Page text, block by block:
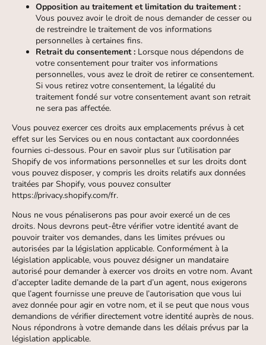
Opposition au traitement et limitation du traitement :
Vous pouvez avoir le droit de nous demander de cesser ou
de restreindre le traitement de vos informations
personnelles à certaines fins.
Retrait du consentement : Lorsque nous dépendons de
votre consentement pour traiter vos informations
personnelles, vous avez le droit de retirer ce consentement.
Si vous retirez votre consentement, la légalité du
traitement fondé sur votre consentement avant son retrait
ne sera pas affectée.
Vous pouvez exercer ces droits aux emplacements prévus à cet
effet sur les Services ou en nous contactant aux coordonnées
fournies ci-dessous. Pour en savoir plus sur l’utilisation par
Shopify de vos informations personnelles et sur les droits dont
vous pouvez disposer, y compris les droits relatifs aux données
traitées par Shopify, vous pouvez consulter
https://privacy.shopify.com/fr.
Nous ne vous pénaliserons pas pour avoir exercé un de ces
droits. Nous devrons peut-être vérifier votre identité avant de
pouvoir traiter vos demandes, dans les limites prévues ou
autorisées par la législation applicable. Conformément à la
législation applicable, vous pouvez désigner un mandataire
autorisé pour demander à exercer vos droits en votre nom. Avant
d’accepter ladite demande de la part d’un agent, nous exigerons
que l’agent fournisse une preuve de l’autorisation que vous lui
avez donnée pour agir en votre nom, et il se peut que nous vous
demandions de vérifier directement votre identité auprès de nous.
Nous répondrons à votre demande dans les délais prévus par la
législation applicable.